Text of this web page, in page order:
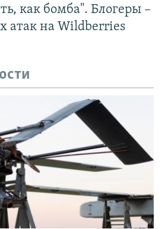
как бомба". Блогеры –
атак на Wildberries